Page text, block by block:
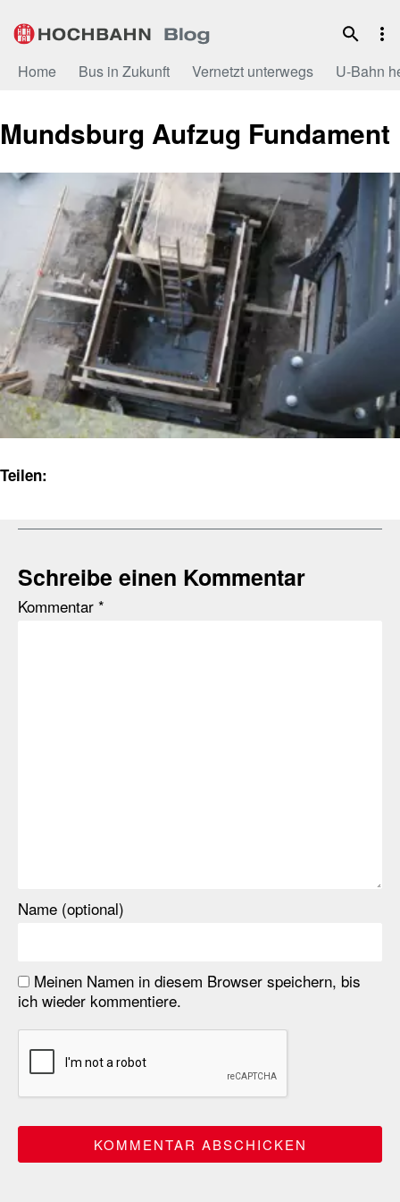
Inhalt
Home Bus in Zukunft Vernetzt unterwegs U-Bahn
Mundsburg Aufzug Fundament
Teilen:
Schreibe einen Kommentar
Kommentar *
Name (optional)
Meinen Namen in diesem Browser speichern, bis
ich wieder kommentiere.